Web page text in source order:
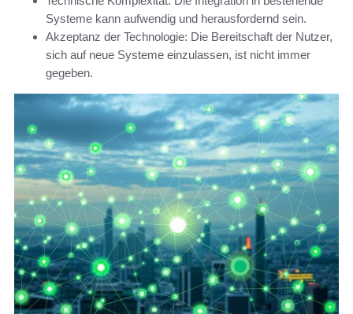
Systeme kann aufwendig und herausfordernd sein.
Akzeptanz der Technologie: Die Bereitschaft der Nutzer,
sich auf neue Systeme einzulassen, ist nicht immer
gegeben.